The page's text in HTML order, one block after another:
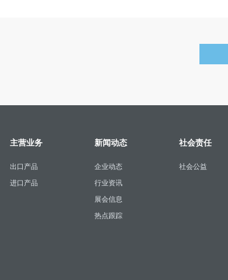
主营业务
出口产品
进口产品
新闻动态
企业动态
行业资讯
展会信息
热点跟踪
社会责任
社会公益